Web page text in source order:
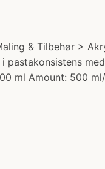
& Tilbehør >
pastakonsistens
ml Amount: 500